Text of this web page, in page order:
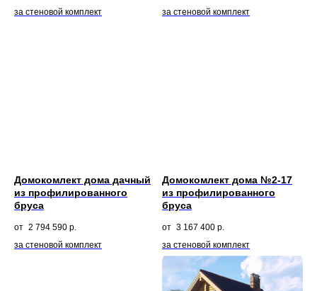
за стеновой комплект
за стеновой комплект
Домокомлект дома дачный
из профилированного
бруса
2 794 590 р.
за стеновой комплект
Домокомлект дома №2-17
из профилированного
бруса
3 167 400 р.
за стеновой комплект